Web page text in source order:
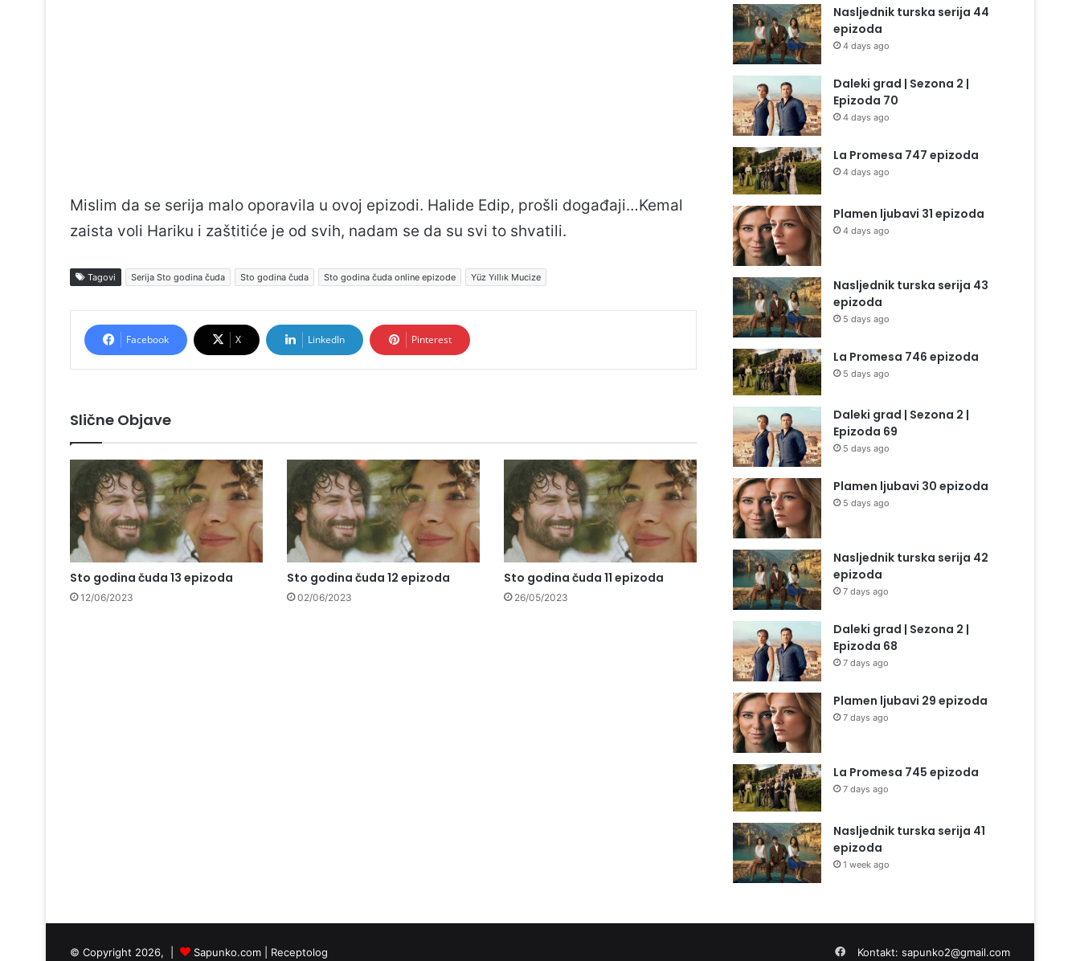
Mislim da se serija malo oporavila u ovoj epizodi. Halide Edip, prošli događaji…Kemal
zaista voli Hariku i zaštitiće je od svih, nadam se da su svi to shvatili.
Tagovi Serija Sto godina čuda Sto godina čuda Sto godina čuda online epizode Yüz Yıllık Mucize
Facebook X LinkedIn Pinterest
Slične Objave
Sto godina čuda 13 epizoda
12/06/2023
Sto godina čuda 12 epizoda
02/06/2023
Sto godina čuda 11 epizoda
26/05/2023
Nasljednik turska serija 44
epizoda
4 days ago
Daleki grad | Sezona 2 |
Epizoda 70
4 days ago
La Promesa 747 epizoda
4 days ago
Plamen ljubavi 31 epizoda
4 days ago
Nasljednik turska serija 43
epizoda
5 days ago
La Promesa 746 epizoda
5 days ago
Daleki grad | Sezona 2 |
Epizoda 69
5 days ago
Plamen ljubavi 30 epizoda
5 days ago
Nasljednik turska serija 42
epizoda
7 days ago
Daleki grad | Sezona 2 |
Epizoda 68
7 days ago
Plamen ljubavi 29 epizoda
7 days ago
La Promesa 745 epizoda
7 days ago
Nasljednik turska serija 41
epizoda
1 week ago
© Copyright 2026, | Sapunko.com Receptolog Kontakt: sapunko2@gmail.com
Facebook